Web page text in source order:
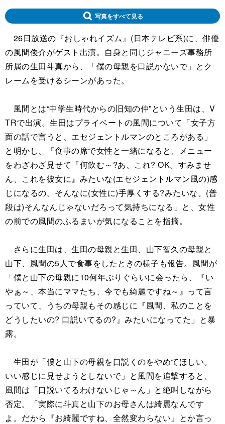
写真をすべて見る
26日放送の『おしゃれイズム』(日本テレビ系)に、俳優
の風間俊介がゲスト出演。自身と同じジャニーズ事務所
所属の生田斗真から、「僕の母親を口説かないで」とク
レームを受けるシーンがあった。
風間とは“中学生時代からの旧知の仲”という生田は、V
TRで出演。生田はプライベートの風間について「女子方
面の話で言うと、エセジェントルマンのところがある」
と明かし、「食事の席で女性と一緒になると、メニュー
をわざわざ見せて『何飲む～?あ、これ? OK。すみませ
ん、これを彼女に』みたいな(エセジェントルマン風の)感
じになるの。そんなに(女性に)手厚くする?みたいな。(普
段は)そんなんじゃないだろって気持ちになる」と、女性
の前での風間のふるまいが気になることを指摘。
さらに生田は、生田の母親と生田、山下智久の母親と
山下、風間の5人で食事をしたときの様子も報告。風間が
「僕と山下の母親に10何年ぶりぐらいに会ったら、『い
やぁ～、本当にママたち、今でも綺麗ですね～』って言
っていて、うちの母親もその感じに『風間、私のことを
どうしたいの? 口説いてるの?』みたいになってた」と暴
露。
生田が「僕と山下の母親を口説くのをやめてほしい。
いい感じに見せようとしないで」と風間を追撃すると、
風間は「口説いてるわけないじゃ～ん」と絶叫しながら
否定。「実際に斗真と山下のお母さんは綺麗なんです
よ。だから『お綺麗ですね、全然変わらない』とか言っ